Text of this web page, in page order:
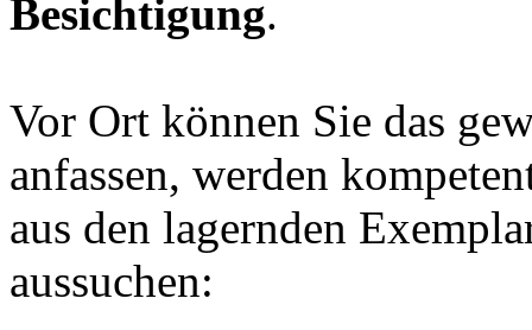
Besichtigung.
Vor Ort können Sie das
anfassen, werden
aus den lagernden
aussuchen: